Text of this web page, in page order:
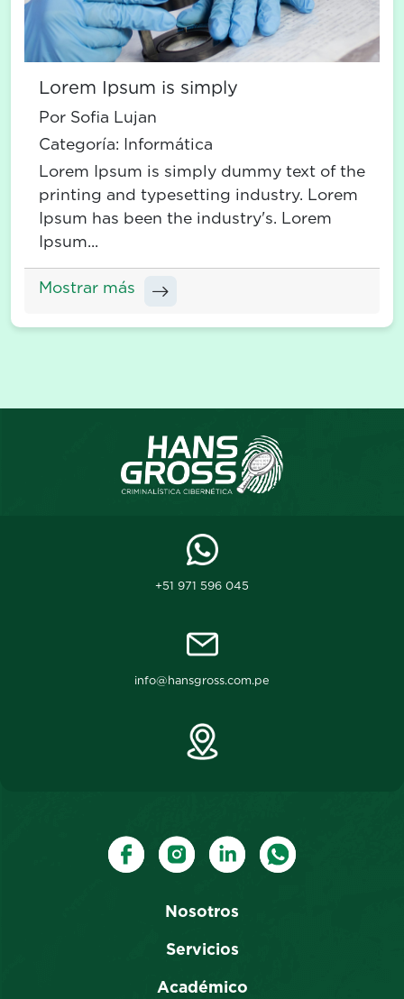
Lorem Ipsum is simply
Por Sofia Lujan
Categoría: Informática
Lorem Ipsum is simply dummy text of the
printing and typesetting industry. Lorem
Ipsum has been the industry's. Lorem
Ipsum...
Mostrar más
+51 971 596 045
info@hansgross.com.pe
Nosotros
Servicios
Académico